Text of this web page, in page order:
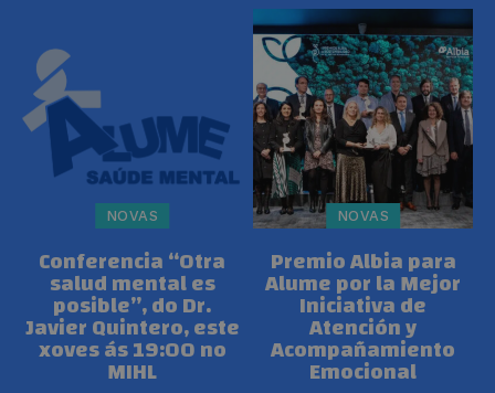
NOVAS
Conferencia “Otra
salud mental es
posible”, do Dr.
Javier Quintero, este
xoves ás 19:00 no
MIHL
NOVAS
Premio Albia para
Alume por la Mejor
Iniciativa de
Atención y
Acompañamiento
Emocional